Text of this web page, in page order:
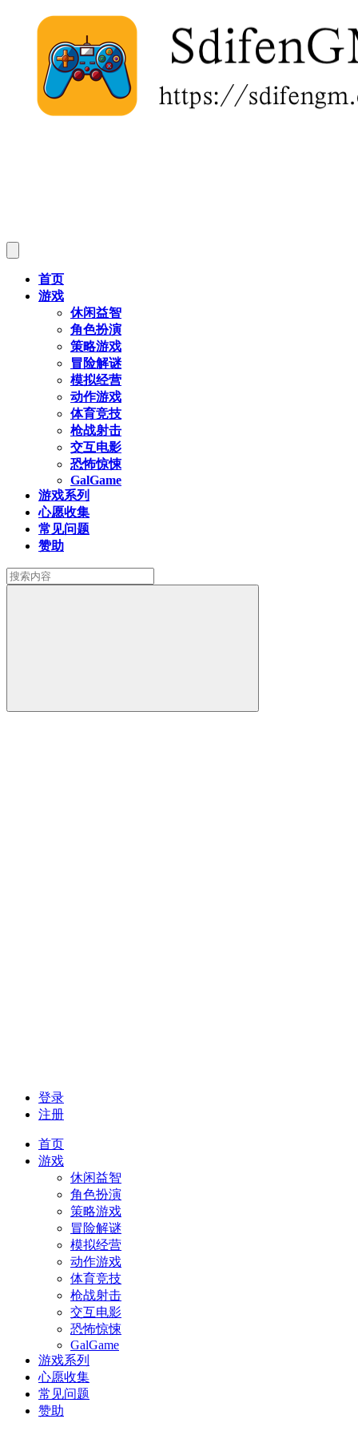
首页
游戏
休闲益智
角色扮演
策略游戏
冒险解谜
模拟经营
动作游戏
体育竞技
枪战射击
交互电影
恐怖惊悚
GalGame
游戏系列
心愿收集
常见问题
赞助
登录
注册
首页
游戏
休闲益智
角色扮演
策略游戏
冒险解谜
模拟经营
动作游戏
体育竞技
枪战射击
交互电影
恐怖惊悚
GalGame
游戏系列
心愿收集
常见问题
赞助